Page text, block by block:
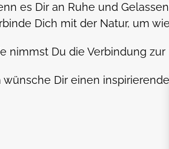
es Dir an Ruhe und
Dich mit der Natur, um
nimmst Du die Verbindung
wünsche Dir einen